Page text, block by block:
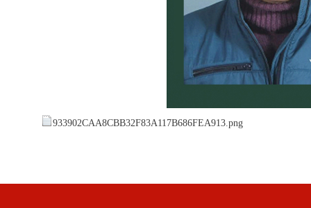
933902CAA8CBB32F83A117B686FEA913.png